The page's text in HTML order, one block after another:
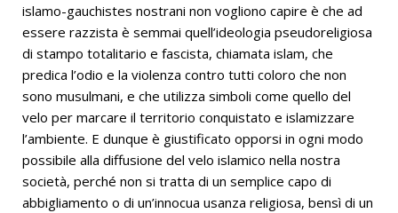
islamo-gauchistes nostrani non vogliono capire è che ad
essere razzista è semmai quell’ideologia pseudoreligiosa
di stampo totalitario e fascista, chiamata islam, che
predica l’odio e la violenza contro tutti coloro che non
sono musulmani, e che utilizza simboli come quello del
velo per marcare il territorio conquistato e islamizzare
l’ambiente. E dunque è giustificato opporsi in ogni modo
possibile alla diffusione del velo islamico nella nostra
società, perché non si tratta di un semplice capo di
abbigliamento o di un’innocua usanza religiosa, bensì di un